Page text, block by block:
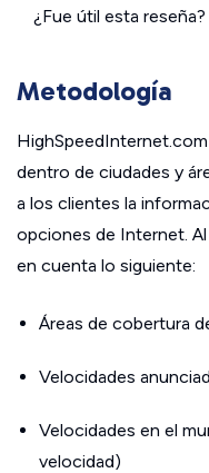
¿Fue útil esta reseña?
Metodología
dentro de ciudades y
a los clientes la
opciones de Internet.
en cuenta lo siguiente:
Áreas de cobertura
Velocidades
Velocidades en el
velocidad)